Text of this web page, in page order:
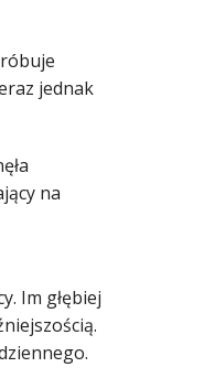
jednak
na
Im głębiej